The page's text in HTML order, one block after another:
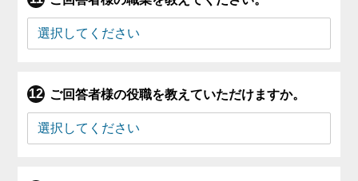
ご回答者様の役職を教えていただけますか。